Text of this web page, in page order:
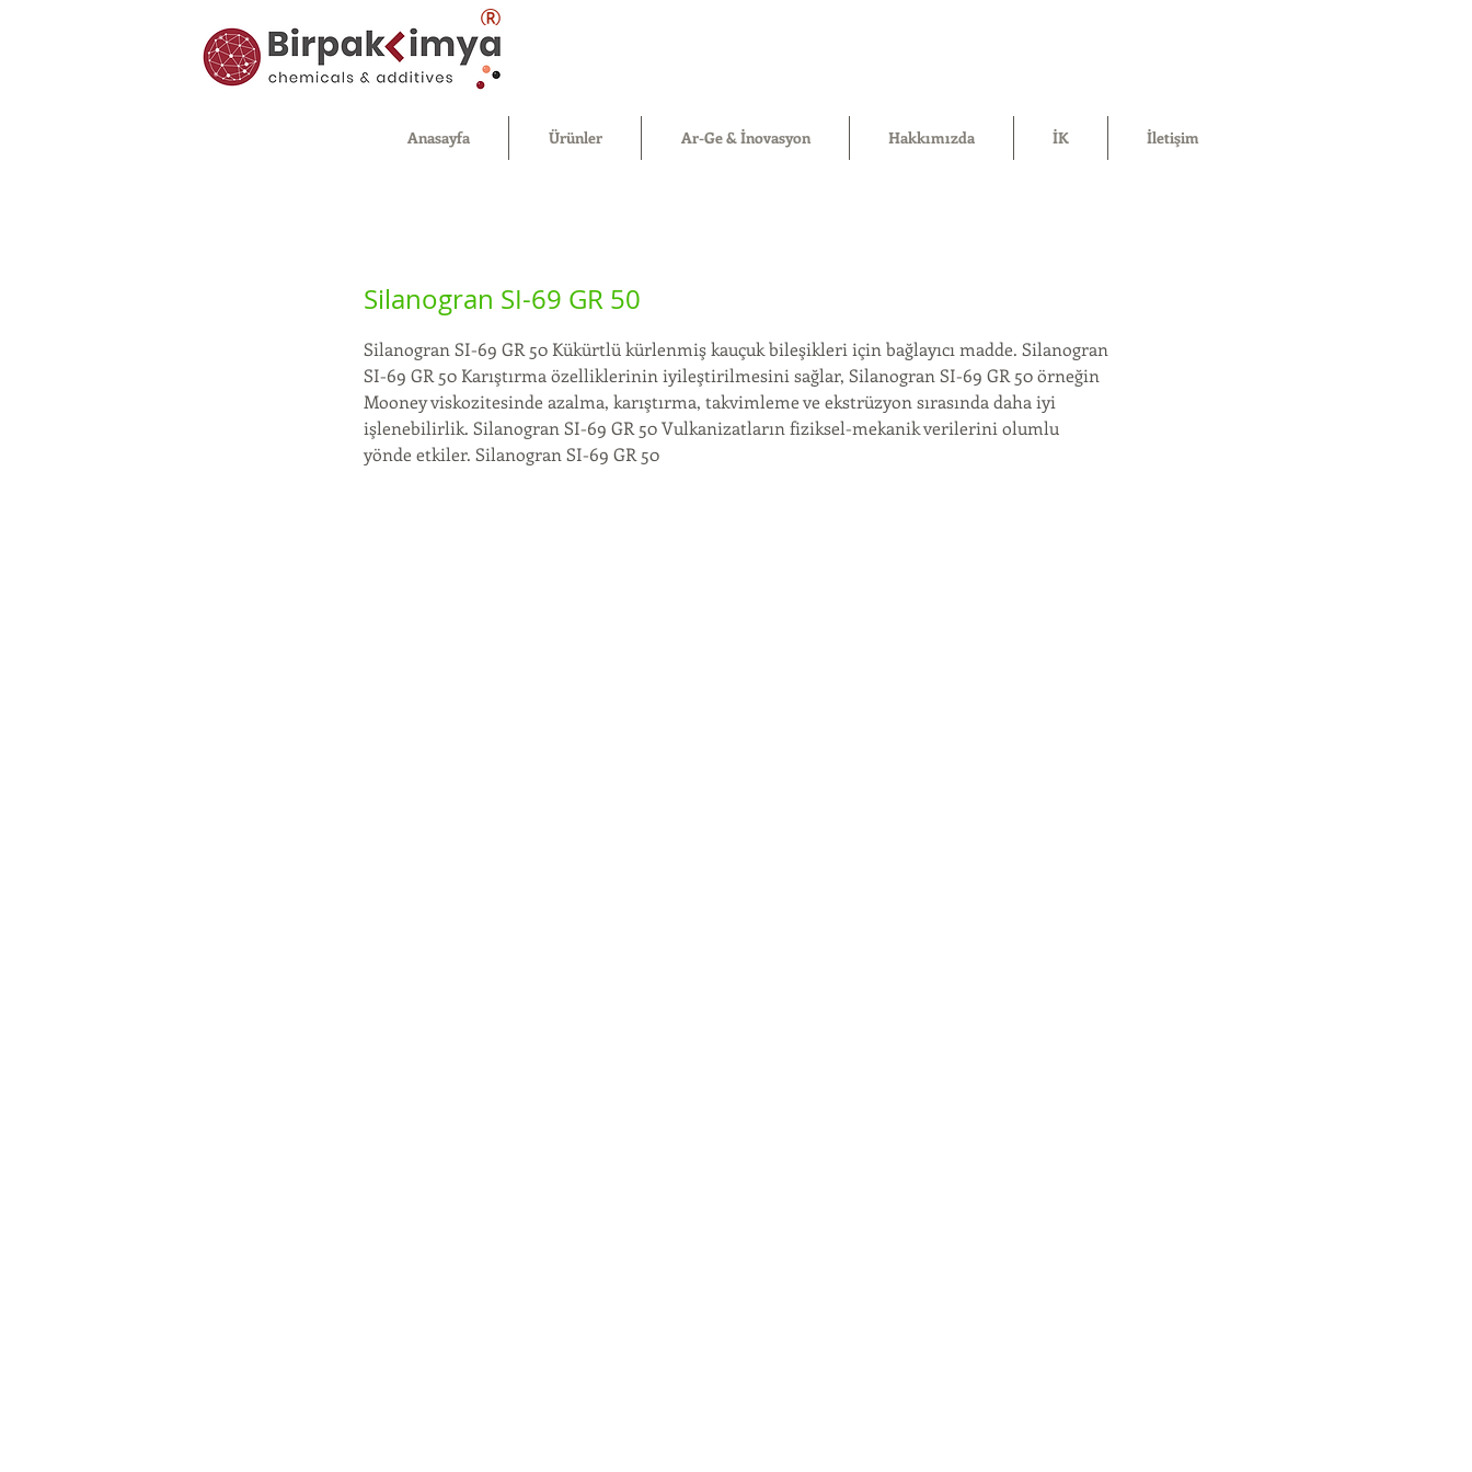
®
Anasayfa Ürünler Ar-Ge & İnovasyon Hakkımızda İK İletişim
Silanogran SI-69 GR 50
Silanogran SI-69 GR 50 Kükürtlü kürlenmiş kauçuk bileşikleri için bağlayıcı madde. Silanogran
SI-69 GR 50 Karıştırma özelliklerinin iyileştirilmesini sağlar, Silanogran SI-69 GR 50 örneğin
Mooney viskozitesinde azalma, karıştırma, takvimleme ve ekstrüzyon sırasında daha iyi
işlenebilirlik. Silanogran SI-69 GR 50 Vulkanizatların fiziksel-mekanik verilerini olumlu
yönde etkiler. Silanogran SI-69 GR 50